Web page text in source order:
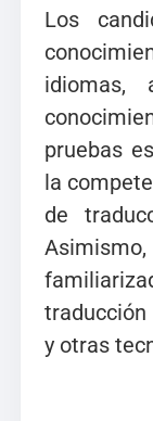
Los
idiomas,
pruebas
la
de
y otras